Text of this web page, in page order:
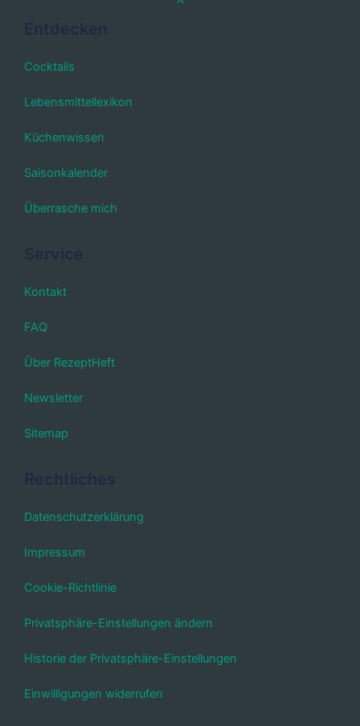
Cocktails
Lebensmittellexikon
Küchenwissen
Saisonkalender
Überrasche mich
Kontakt
FAQ
Über RezeptHeft
Newsletter
Sitemap
Datenschutzerklärung
Impressum
Cookie-Richtlinie
Privatsphäre-Einstellungen ändern
Historie der Privatsphäre-Einstellungen
Einwilligungen widerrufen